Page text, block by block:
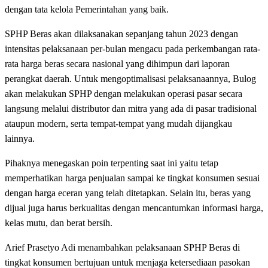
dengan tata kelola Pemerintahan yang baik.
SPHP Beras akan dilaksanakan sepanjang tahun 2023 dengan
intensitas pelaksanaan per-bulan mengacu pada perkembangan rata-
rata harga beras secara nasional yang dihimpun dari laporan
perangkat daerah. Untuk mengoptimalisasi pelaksanaannya, Bulog
akan melakukan SPHP dengan melakukan operasi pasar secara
langsung melalui distributor dan mitra yang ada di pasar tradisional
ataupun modern, serta tempat-tempat yang mudah dijangkau
lainnya.
Pihaknya menegaskan poin terpenting saat ini yaitu tetap
memperhatikan harga penjualan sampai ke tingkat konsumen sesuai
dengan harga eceran yang telah ditetapkan. Selain itu, beras yang
dijual juga harus berkualitas dengan mencantumkan informasi harga,
kelas mutu, dan berat bersih.
Arief Prasetyo Adi menambahkan pelaksanaan SPHP Beras di
tingkat konsumen bertujuan untuk menjaga ketersediaan pasokan